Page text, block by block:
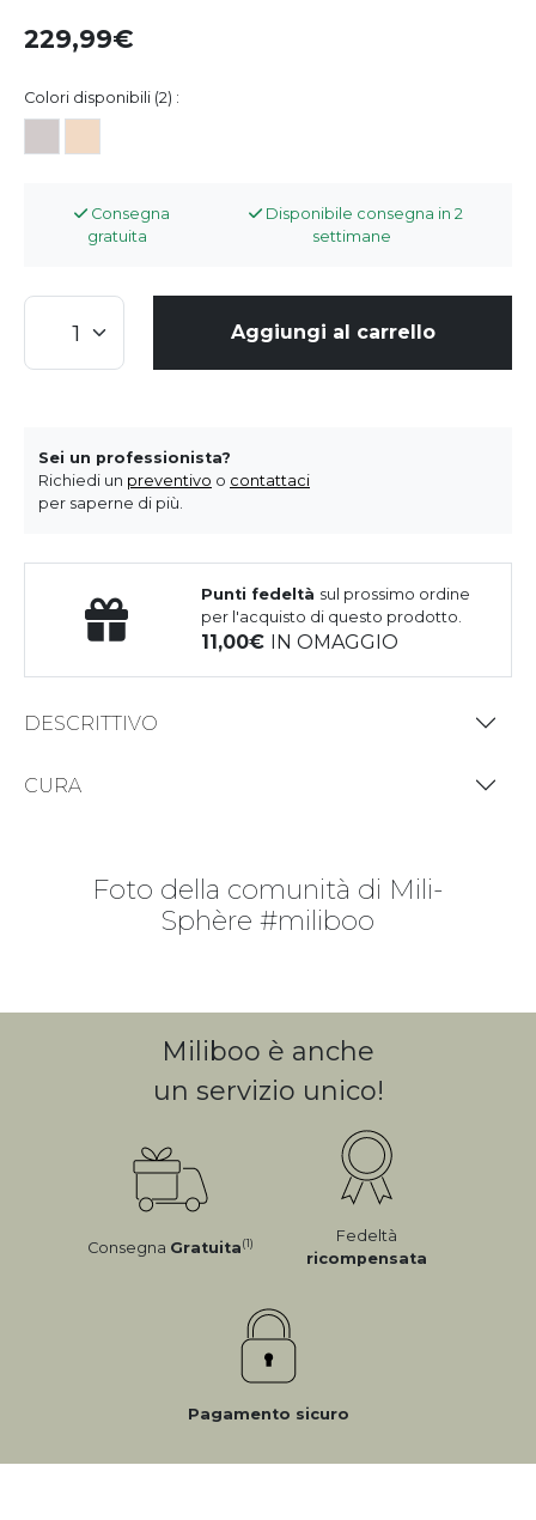
229,99
Colori disponibili (2) :
Consegna
gratuita
Disponibile consegna in 2
settimane
Aggiungi al carrello
Sei un professionista?
Richiedi un preventivo o contattaci
per saperne di più.
Punti fedeltà sul prossimo ordine
per l'acquisto di questo prodotto.
11,00 IN OMAGGIO
DESCRITTIVO
CURA
Foto della comunità di Mili-
Sphère #miliboo
Miliboo è anche
un servizio unico!
Consegna Gratuita(1)
Fedeltà
ricompensata
Pagamento sicuro